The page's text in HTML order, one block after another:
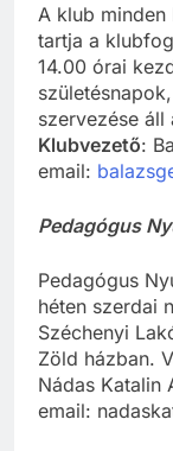
A klub
tartja a
14.00 órai
szervezése
Klubvezető:
email:
Pedagógus
Pedagógus
héten szerdai
Széchenyi
Zöld házban.
Nádas Katalin
email: